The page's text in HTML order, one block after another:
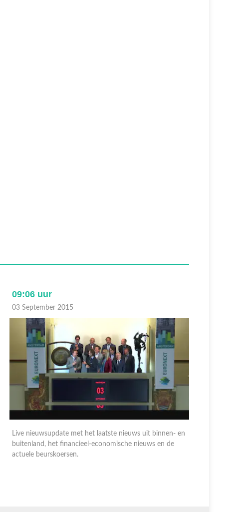
09:06 uur
03 September 2015
Live nieuwsupdate met het laatste nieuws uit binnen- en
buitenland, het financieel-economische nieuws en de
actuele beurskoersen.